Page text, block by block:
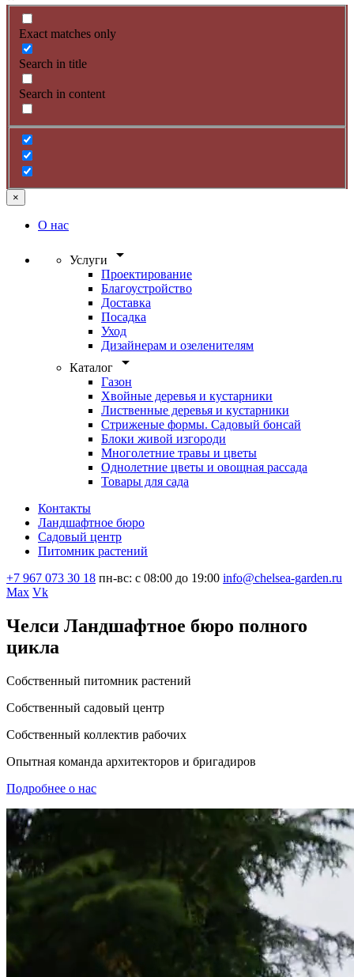
Exact matches only
Search in title
Search in content
×
О нас
Услуги arrow_drop_down
Проектирование
Благоустройство
Доставка
Посадка
Уход
Дизайнерам и озеленителям
Каталог
arrow_drop_down
Газон
Хвойные деревья и кустарники
Лиственные деревья и кустарники
Стриженые формы. Садовый бонсай
Блоки живой изгороди
Многолетние травы и цветы
Однолетние цветы и овощная рассада
Товары для сада
Контакты
Ландшафтное бюро
Садовый центр
Питомник растений
+7 967 073 30 18 пн-вс: с 08:00 до 19:00 info@chelsea-garden.ru
Max Vk
Челси Ландшафтное бюро полного
цикла
Собственный питомник растений
Собственный садовый центр
Собственный коллектив рабочих
Опытная команда архитекторов и бригадиров
Подробнее о нас